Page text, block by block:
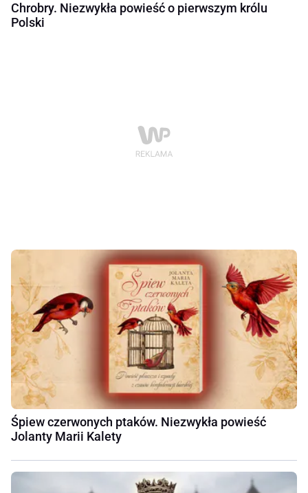
Chrobry. Niezwykła powieść o pierwszym królu
Polski
Śpiew czerwonych ptaków. Niezwykła powieść
Jolanty Marii Kalety